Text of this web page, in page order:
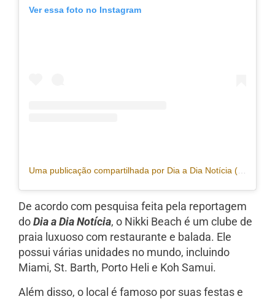
Ver essa foto no Instagram
De acordo com pesquisa feita pela reportagem
doDia a Dia Notícia, o Nikki Beach é um clube de
praia luxuoso com restaurante e balada. Ele
possui várias unidades no mundo, incluindo
Miami, St. Barth, Porto Heli e Koh Samui.
Além disso, o local é famoso por suas festas e